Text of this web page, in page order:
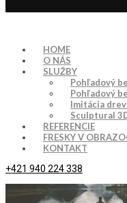
HOME
O NÁS
SLUŽBY
Pohľadový
Pohľadový
Imitácia
Sculptural
REFERENCIE
FRESKY V
KONTAKT
+421 940 224 338